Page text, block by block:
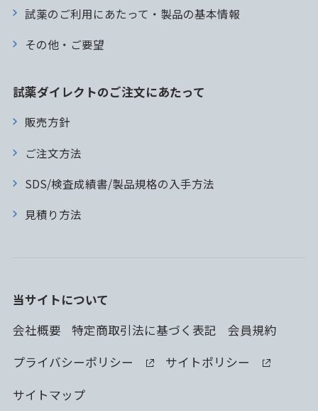
試薬のご利用にあたって・製品の基本情報
その他・ご要望
試薬ダイレクトのご注文にあたって
販売方針
ご注文方法
SDS/検査成績書/製品規格の入手方法
見積り方法
当サイトについて
会社概要
特定商取引法に基づく表記
会員規約
プライバシーポリシー
サイトポリシー
サイトマップ